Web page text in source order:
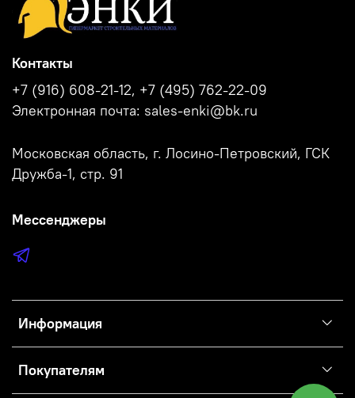
Информация
Покупателям
Контакты
+7 (916) 608-21-12, +7 (495) 762-22-09
Электронная почта: sales-enki@bk.ru
Московская область, г. Лосино-Петровский, ГСК
Дружба-1, стр. 91
Мессенджеры